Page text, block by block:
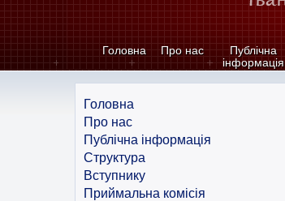
Головна Про нас
Публічна
інформація
Головна
Про нас
Публічна інформація
Структура
Вступнику
Приймальна комісія